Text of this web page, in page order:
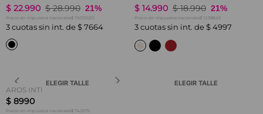
$ 22.990 $ 28.990 21%
Precio sin impuestos nacionales$ 19.000,00
3 cuotas sin int. de $ 7664
$ 14.990 $ 18.990 21%
Precio sin impuestos nacionales$ 12.388,43
3 cuotas sin int. de $ 4997
ELEGIR TALLE
AROS INTI
$ 8990
Precio sin impuestos nacionales$ 7429,75
ELEGIR TALLE